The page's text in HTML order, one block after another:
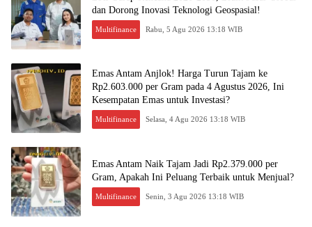
dan Dorong Inovasi Teknologi Geospasial!
Multifinance Rabu, 5 Agu 2026 13:18 WIB
Emas Antam Anjlok! Harga Turun Tajam ke
Rp2.603.000 per Gram pada 4 Agustus 2026, Ini
Kesempatan Emas untuk Investasi?
Multifinance Selasa, 4 Agu 2026 13:18 WIB
Emas Antam Naik Tajam Jadi Rp2.379.000 per
Gram, Apakah Ini Peluang Terbaik untuk Menjual?
Multifinance Senin, 3 Agu 2026 13:18 WIB